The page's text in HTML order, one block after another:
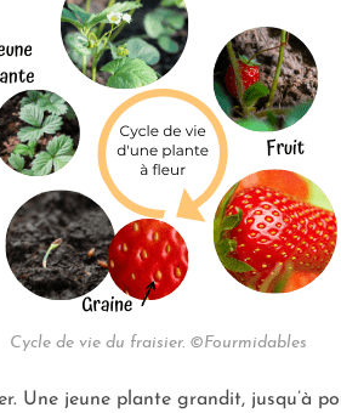
Cycle de vie du fraisier. ©Fourmidables
Une jeune plante grandit, jusqu’à